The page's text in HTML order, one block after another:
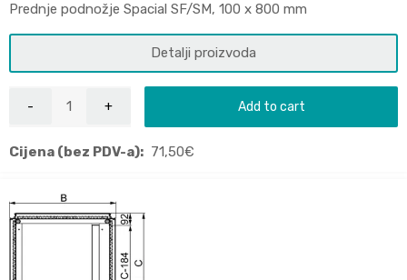
Prednje podnožje Spacial SF/SM, 100 x 800 mm
Detalji proizvoda
Add to cart
Cijena (bez PDV-a): 71,50€